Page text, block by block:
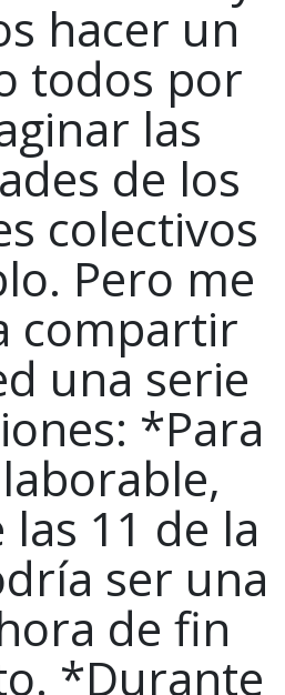
hacer un
todos por
las
de los
colectivos
Pero me
compartir
una serie
*Para
11 de la
ser una
de fin
*Durante